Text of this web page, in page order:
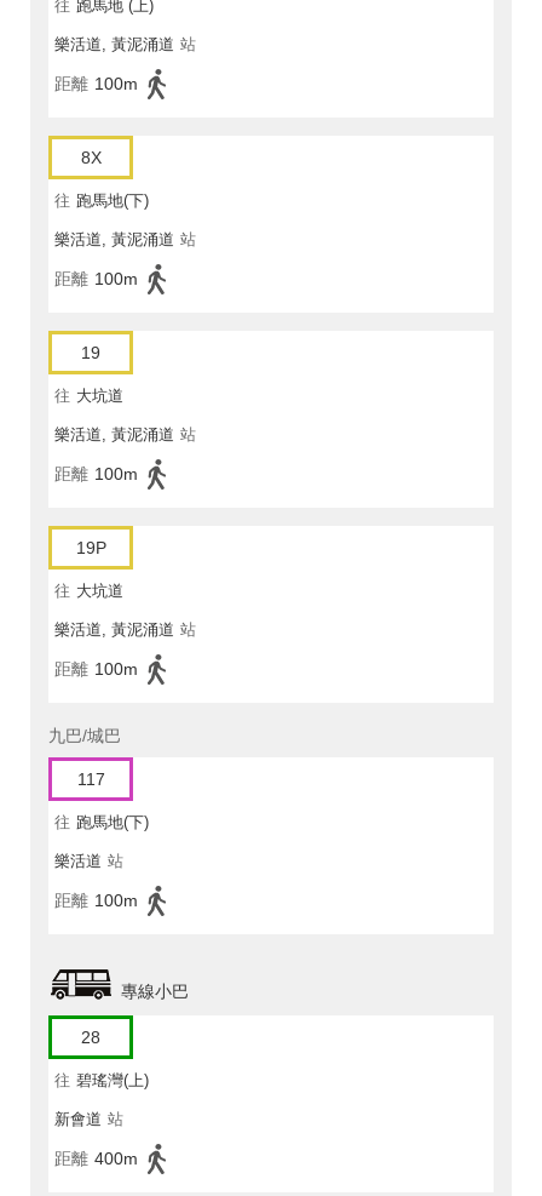
往 跑馬地 (上)
樂活道, 黃泥涌道 站
距離 100m
8X
往 跑馬地(下)
樂活道, 黃泥涌道 站
距離 100m
19
往 大坑道
樂活道, 黃泥涌道 站
距離 100m
19P
往 大坑道
樂活道, 黃泥涌道 站
距離 100m
九巴/城巴
117
往 跑馬地(下)
樂活道 站
距離 100m
專線小巴
28
往 碧瑤灣(上)
新會道 站
距離 400m